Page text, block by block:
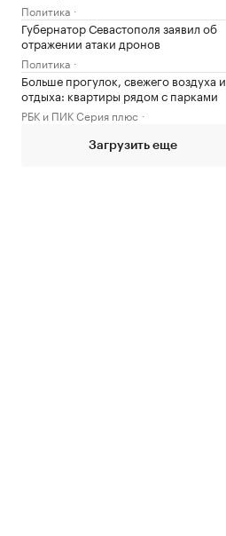
Политика
Губернатор Севастополя заявил об
отражении атаки дронов
Политика
Больше прогулок, свежего воздуха и
отдыха: квартиры рядом с парками
РБК и ПИК Серия плюс
Загрузить еще